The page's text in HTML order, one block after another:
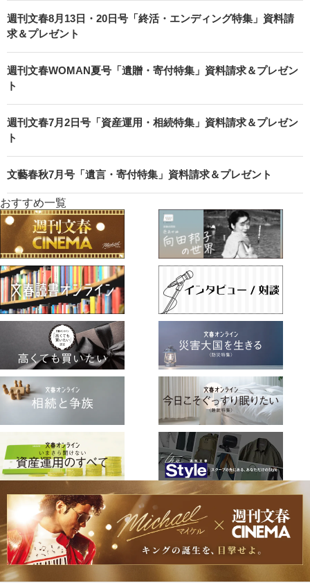
週刊文春8月13日・20日号「終活・エンディング特集」資料請
求＆プレゼント
週刊文春WOMAN夏号「遺贈・寄付特集」資料請求＆プレゼン
ト
週刊文春7月2日号「資産運用・相続特集」資料請求＆プレゼン
ト
文藝春秋7月号「遺言・寄付特集」資料請求＆プレゼント
おすすめ一覧